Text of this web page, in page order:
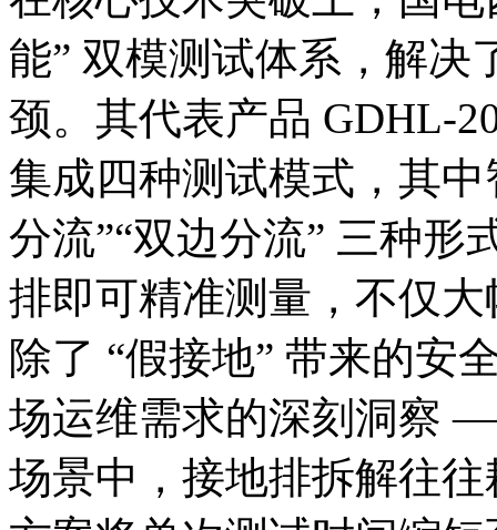
能” 双模测试体系，解决
颈。其代表产品 GDHL-
集成四种测试模式，其
分流”“双边分流” 三种形
排即可精准测量，不仅
除了 “假接地” 带来的安
场运维需求的深刻洞察
场景中，接地排拆解往